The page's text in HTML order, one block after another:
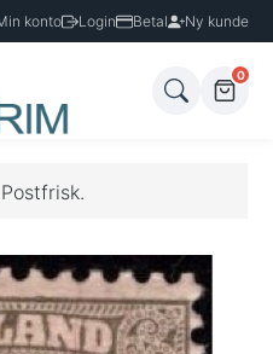
konto Login Betal Ny kunde
0